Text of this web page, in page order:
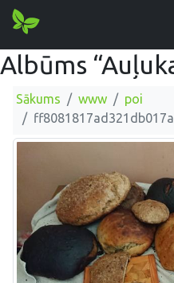
Albūms
Sākums www
poi